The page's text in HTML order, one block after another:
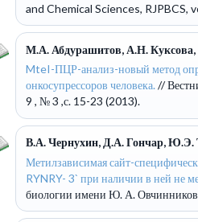
and Chemical Sciences, RJPBCS,
М.А. Абдурашитов, А.Н.
MteI-ПЦР-анализ-новый метод
онкосупрессоров человека. //
9 , № 3 ,с. 15-23 (2013).
В.А. Чернухин, Д.А. Гончар, Ю.Э.
Метилзависимая сайт-
RYNRY- 3` при наличии в ней не
биологии имени Ю. А.